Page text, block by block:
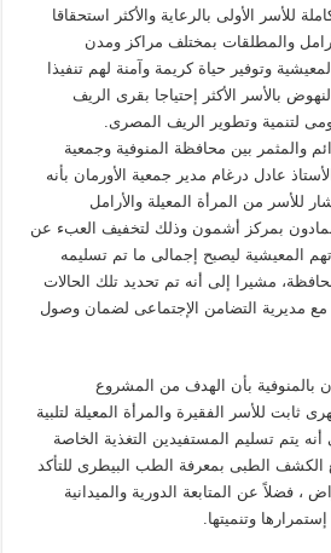
للأسر الأولى بالرعاية والأكثر استحقاقا
والمطلقات بمختلف مراكز ومدن
وتوفير حياة كريمة وآمنة لهم تنفيذا
بالأسر الأكثر إحتياجا بقرى الريف
لتنمية وتطوير الريف المصرى.
والمثمر بين محافظة المنوفية وجمعية
عادل درغام مدير جمعية الأورمان بأنه
عشار للأسر من المرأة المعيلة والأرامل
بمركز أشمون وذلك لتخفيف العبء عن
المعيشية ليصبح إجمالى ما تم تسليمه
مشيرا إلى أنه تم تحديد تلك الحالات
مع مديرية التضامن الإجتماعى لضمان وصول
بالمنوفية بأن الهدف من المشروع
للأسر الفقيرة والمرأة المعيلة لتلبية
يتم تسليم المستفيدين التغذية الخاصة
الكشف الطبى بمعرفة الطب البيطرى للتأكد
، فضلاً عن المتابعة الدورية والميدانية
وتنميتها.